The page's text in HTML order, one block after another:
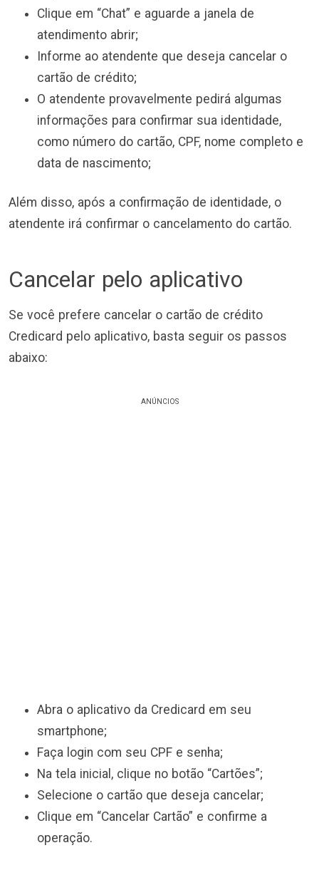
Clique em “Chat” e aguarde a janela de
atendimento abrir;
Informe ao atendente que deseja cancelar o
cartão de crédito;
O atendente provavelmente pedirá algumas
informações para confirmar sua identidade,
como número do cartão, CPF, nome completo e
data de nascimento;
Além disso, após a confirmação de identidade, o
atendente irá confirmar o cancelamento do cartão.
Cancelar pelo aplicativo
Se você prefere cancelar o cartão de crédito
Credicard pelo aplicativo, basta seguir os passos
abaixo:
ANÚNCIOS
Abra o aplicativo da Credicard em seu
smartphone;
Faça login com seu CPF e senha;
Na tela inicial, clique no botão “Cartões”;
Selecione o cartão que deseja cancelar;
Clique em “Cancelar Cartão” e confirme a
operação.